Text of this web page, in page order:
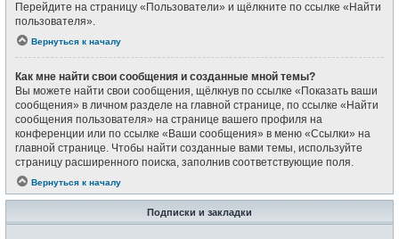
Перейдите на страницу «Пользователи» и щёлкните по ссылке «Найти
пользователя».
Вернуться к началу
Как мне найти свои сообщения и созданные мной темы?
Вы можете найти свои сообщения, щёлкнув по ссылке «Показать ваши
сообщения» в личном разделе на главной странице, по ссылке «Найти
сообщения пользователя» на странице вашего профиля на
конференции или по ссылке «Ваши сообщения» в меню «Ссылки» на
главной странице. Чтобы найти созданные вами темы, используйте
страницу расширенного поиска, заполнив соответствующие поля.
Вернуться к началу
Подписки и закладки